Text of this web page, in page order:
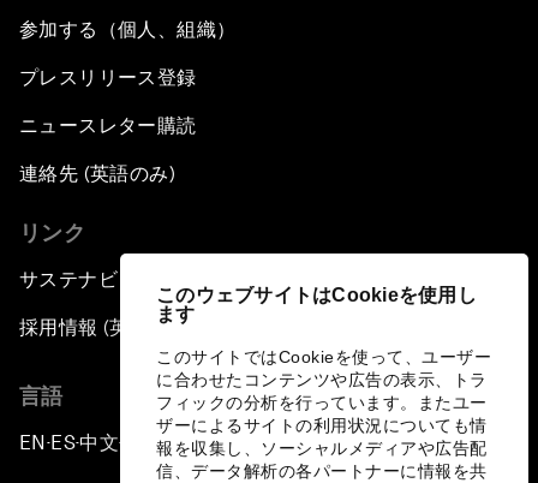
このウェブサイトはCookieを使用し
ます
このサイトではCookieを使って、ユーザー
に合わせたコンテンツや広告の表示、トラ
フィックの分析を行っています。またユー
ザーによるサイトの利用状況についても情
報を収集し、ソーシャルメディアや広告配
信、データ解析の各パートナーに情報を共
参加する（個人、組織）
プレスリリース登録
ニュースレター購読
連絡先 (英語のみ)
リンク
サステナビリティへの取り組み
採用情報 (英語のみ)
言語
EN ▪ES▪中文▪ 日本語